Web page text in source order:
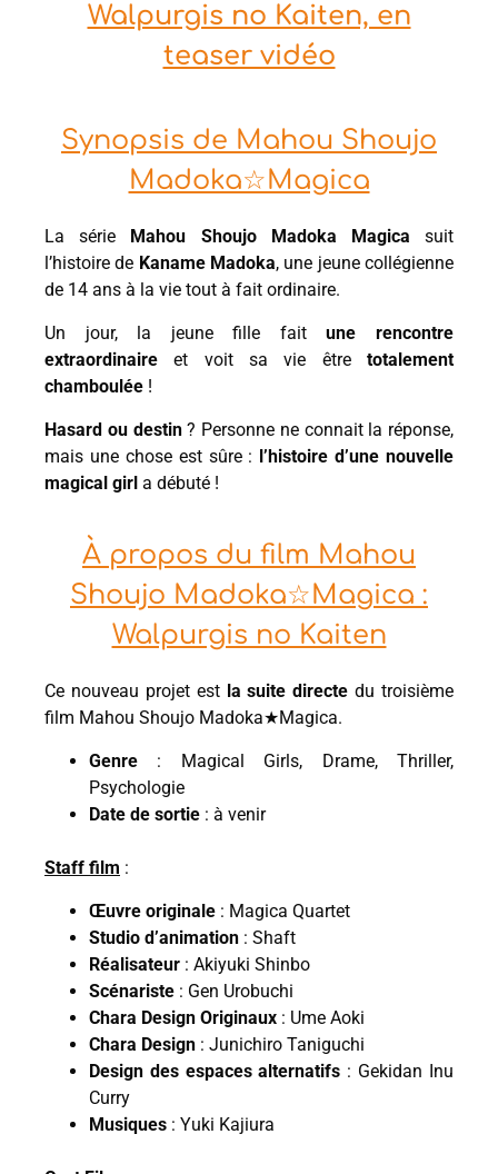
Walpurgis no Kaiten, en
teaser vidéo
Synopsis de Mahou Shoujo
Madoka☆Magica
La série Mahou Shoujo Madoka Magica suit
l’histoire de Kaname Madoka, une jeune collégienne
de 14 ans à la vie tout à fait ordinaire.
Un jour, la jeune fille faitune rencontre
extraordinaire et voit sa vie être totalement
chamboulée !
Hasard ou destin? Personne ne connait la réponse,
mais une chose est sûre : l’histoire d’une nouvelle
magical girl a débuté !
À propos du film Mahou
Shoujo Madoka☆Magica :
Walpurgis no Kaiten
Ce nouveau projet est la suite directe du troisième
film Mahou Shoujo Madoka★Magica.
Genre : Magical Girls, Drame, Thriller,
Psychologie
Date de sortie : à venir
Staff film :
Œuvre originale : Magica Quartet
Studio d’animation : Shaft
Réalisateur : Akiyuki Shinbo
Scénariste : Gen Urobuchi
Chara Design Originaux : Ume Aoki
Chara Design : Junichiro Taniguchi
Design des espaces alternatifs : Gekidan Inu
Curry
Musiques : Yuki Kajiura